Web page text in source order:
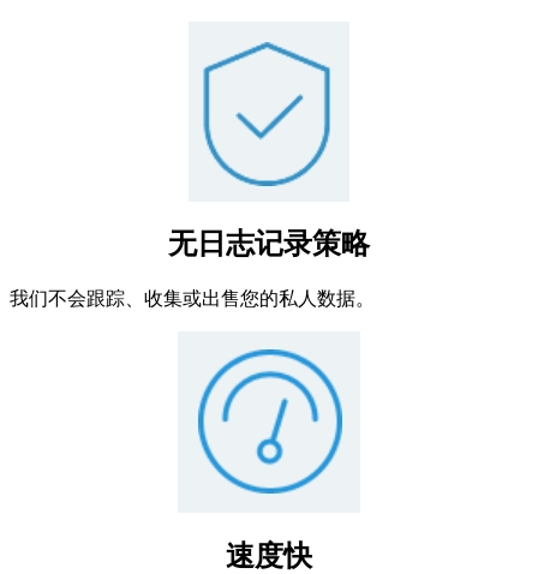
无日志记录策略
我们不会跟踪、收集或出售您的私人数据。
速度快